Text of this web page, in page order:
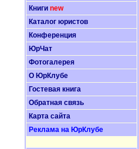
Книги new
Каталог юристов
Конференция
ЮрЧат
Фотогалерея
О ЮрКлубе
Гостевая книга
Обратная связь
Карта сайта
Реклама на ЮрКлубе